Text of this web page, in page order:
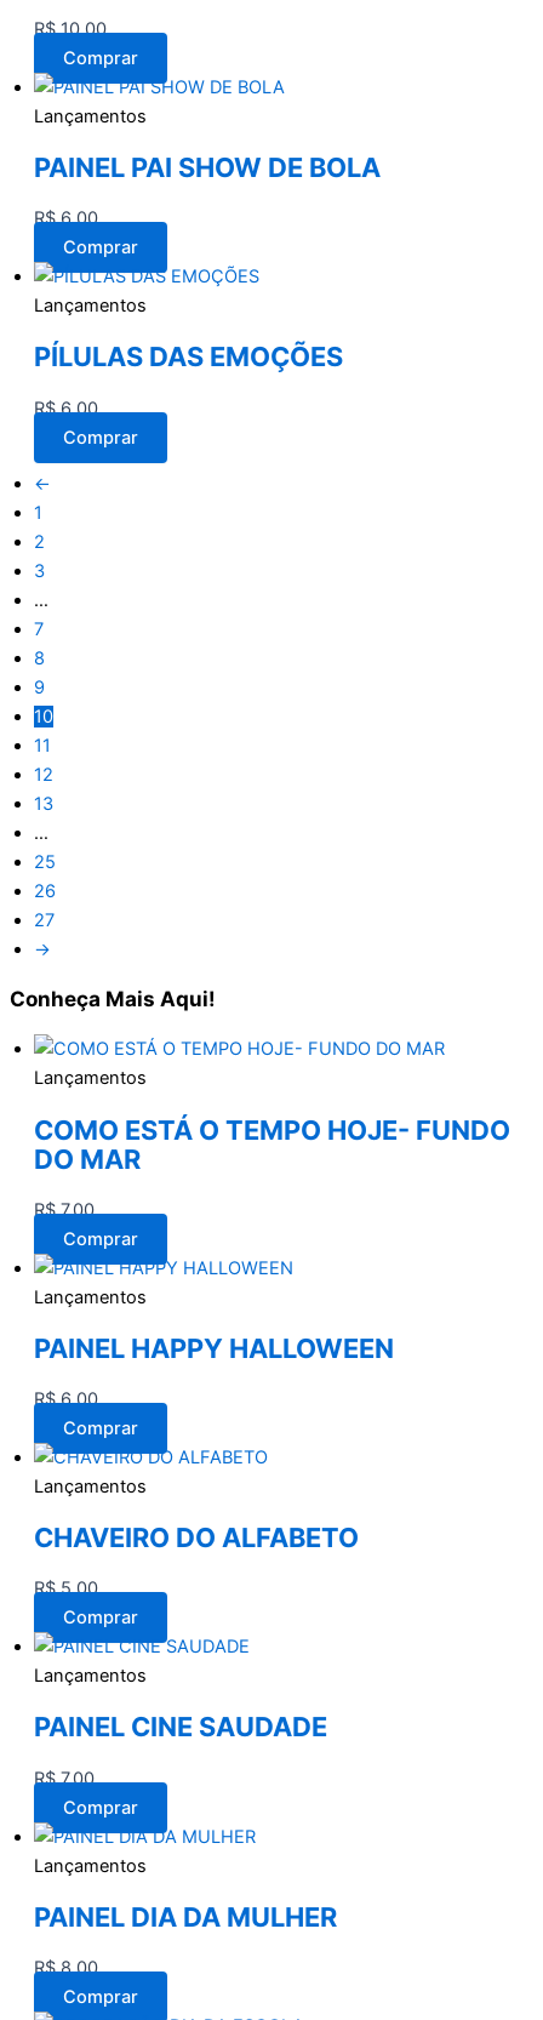
R$10,00
Comprar
Lançamentos
PAINEL PAI SHOW DE BOLA
R$6,00
Comprar
Lançamentos
PÍLULAS DAS EMOÇÕES
R$6,00
Comprar
←
1
2
3
…
7
8
9
10
11
12
13
…
25
26
27
→
Conheça Mais Aqui!
Lançamentos
COMO ESTÁ O TEMPO HOJE- FUNDO
DO MAR
R$7,00
Comprar
Lançamentos
PAINEL HAPPY HALLOWEEN
R$6,00
Comprar
Lançamentos
CHAVEIRO DO ALFABETO
R$5,00
Comprar
Lançamentos
PAINEL CINE SAUDADE
R$7,00
Comprar
Lançamentos
PAINEL DIA DA MULHER
R$8,00
Comprar